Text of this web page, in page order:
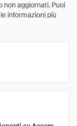
non aggiornati. Puoi
informazioni più